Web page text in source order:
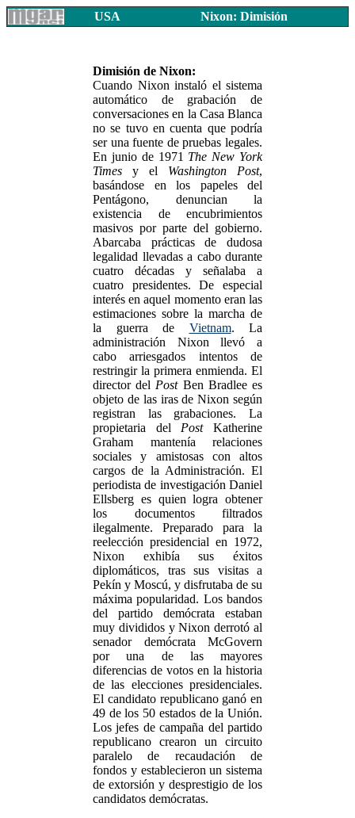
USA Nixon: Dimisión
Dimisión de Nixon:
Cuando Nixon instaló el sistema
automático de grabación de
conversaciones en la Casa Blanca
no se tuvo en cuenta que podría
ser una fuente de pruebas legales.
En junio de 1971 The New York
Times y el Washington Post,
basándose en los papeles del
Pentágono, denuncian la
existencia de encubrimientos
masivos por parte del gobierno.
Abarcaba prácticas de dudosa
legalidad llevadas a cabo durante
cuatro décadas y señalaba a
cuatro presidentes. De especial
interés en aquel momento eran las
estimaciones sobre la marcha de
la guerra de Vietnam. La
administración Nixon llevó a
cabo arriesgados intentos de
restringir la primera enmienda. El
director del PostBen Bradlee es
objeto de las iras de Nixon según
registran las grabaciones. La
propietaria del PostKatherine
Graham mantenía relaciones
sociales y amistosas con altos
cargos de la Administración. El
periodista de investigación Daniel
Ellsberg es quien logra obtener
los documentos filtrados
ilegalmente. Preparado para la
reelección presidencial en 1972,
Nixon exhibía sus éxitos
diplomáticos, tras sus visitas a
Pekín y Moscú, y disfrutaba de su
máxima popularidad. Los bandos
del partido demócrata estaban
muy divididos y Nixon derrotó al
senador demócrata McGovern
por una de las mayores
diferencias de votos en la historia
de las elecciones presidenciales.
El candidato republicano ganó en
49 de los 50 estados de la Unión.
Los jefes de campaña del partido
republicano crearon un circuito
paralelo de recaudación de
fondos y establecieron un sistema
de extorsión y desprestigio de los
candidatos demócratas.